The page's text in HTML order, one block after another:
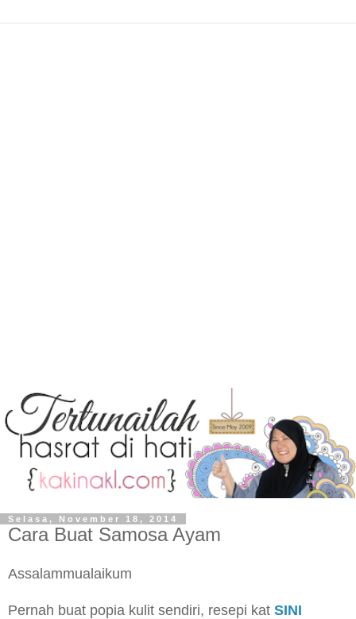
Selasa, November 18, 2014
Cara Buat Samosa Ayam
Assalammualaikum
Pernah buat popia kulit sendiri, resepi kat SINI